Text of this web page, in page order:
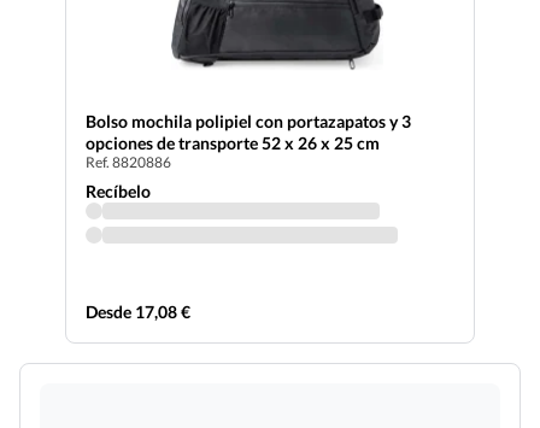
Bolso mochila polipiel con portazapatos y 3
opciones de transporte 52 x 26 x 25 cm
Ref. 8820886
Recíbelo
Desde 17,08 €